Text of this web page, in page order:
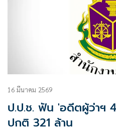
16 มีนาคม 2569
ป.ป.ช. ฟัน 'อดีตผู้ว่าฯ
ปกติ 321 ล้าน